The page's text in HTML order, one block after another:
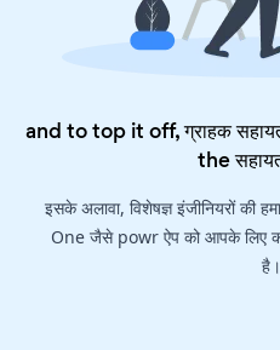
and to top it off, ग्राहक
the
इसके अलावा, विशेषज्ञ इंजीनियरों की
One जैसे powr ऐप को आपके लिए
है।